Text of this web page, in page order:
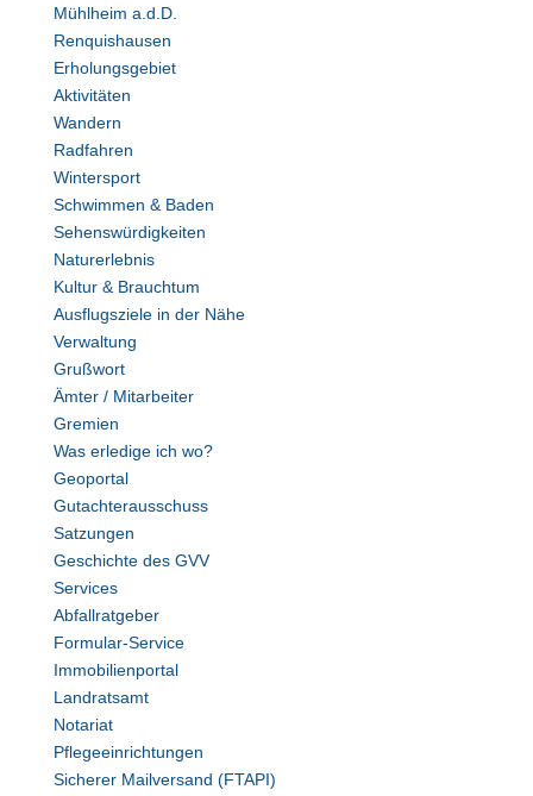
Mühlheim a.d.D.
Renquishausen
Erholungsgebiet
Aktivitäten
Wandern
Radfahren
Wintersport
Schwimmen & Baden
Sehenswürdigkeiten
Naturerlebnis
Kultur & Brauchtum
Ausflugsziele in der Nähe
Verwaltung
Grußwort
Ämter / Mitarbeiter
Gremien
Was erledige ich wo?
Geoportal
Gutachterausschuss
Satzungen
Geschichte des GVV
Services
Abfallratgeber
Formular-Service
Immobilienportal
Landratsamt
Notariat
Pflegeeinrichtungen
Sicherer Mailversand (FTAPI)